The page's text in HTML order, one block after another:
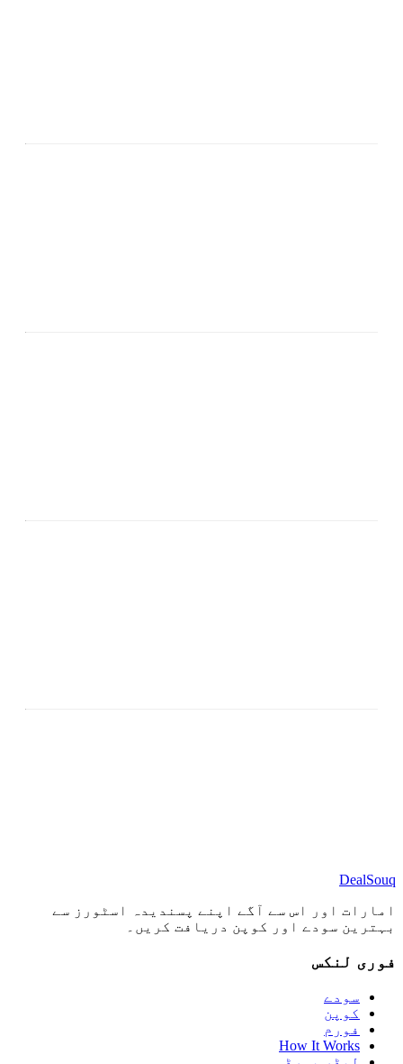
DealSouq
امارات اور اس سے آگے اپنے پسندیدہ اسٹورز سے
بہترین سودے اور کوپن دریافت کریں۔
فوری لنکس
سودے
کوپن
فورم
How It Works